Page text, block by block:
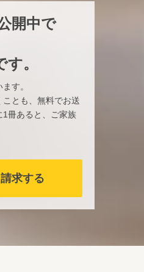
開中で
。
す。
とも、無料でお送
1冊あると、ご家族
求する